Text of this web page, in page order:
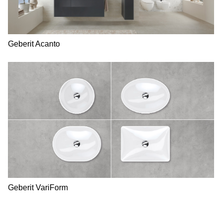
Geberit Acanto
Geberit VariForm